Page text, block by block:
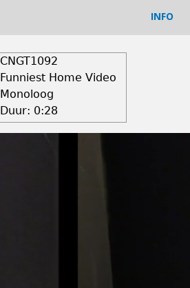
INFO
CNGT1092
Funniest Home Video
Monoloog
Duur: 0:28